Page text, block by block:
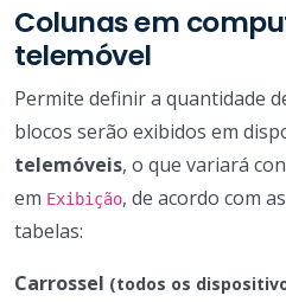
Colunas em
telemóvel
Permite definir a quantidade
blocos serão exibidos em
telemóveis, o que variará
em Exibição, de acordo com
tabelas:
Carrossel (todos os